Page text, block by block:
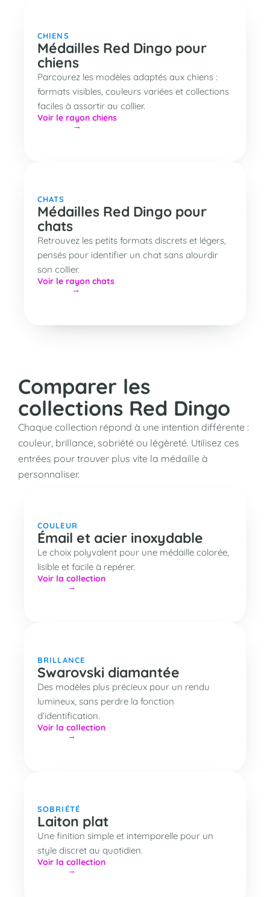
CHIENS
Médailles Red Dingo pour
chiens
Parcourez les modèles adaptés aux chiens :
formats visibles, couleurs variées et collections
faciles à assortir au collier.
Voir le rayon chiens
CHATS
Médailles Red Dingo pour
chats
Retrouvez les petits formats discrets et légers,
pensés pour identifier un chat sans alourdir
son collier.
Voir le rayon chats
Comparer les
collections Red Dingo
Chaque collection répond à une intention différente :
couleur, brillance, sobriété ou légèreté. Utilisez ces
entrées pour trouver plus vite la médaille à
personnaliser.
COULEUR
Émail et acier inoxydable
Le choix polyvalent pour une médaille colorée,
lisible et facile à repérer.
Voir la collection
BRILLANCE
Swarovski diamantée
Des modèles plus précieux pour un rendu
lumineux, sans perdre la fonction
d’identification.
Voir la collection
SOBRIÉTÉ
Laiton plat
Une finition simple et intemporelle pour un
style discret au quotidien.
Voir la collection